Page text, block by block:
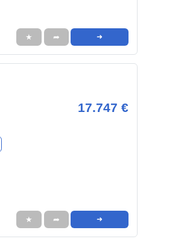
★ ➦ ➜
17.747 €
★ ➦ ➜